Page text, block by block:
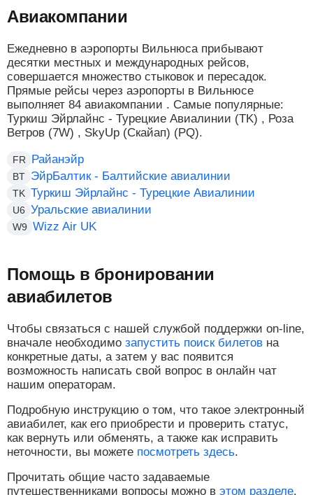
Авиакомпании
Ежедневно в аэропорты Вильнюса прибывают
десятки местных и международных рейсов,
совершается множество стыковок и пересадок.
Прямые рейсы через аэропорты в Вильнюсе
выполняет 84 авиакомпании . Самые популярные:
Туркиш Эйрлайнс - Турецкие Авиалинии (TK) , Роза
Ветров (7W) , SkyUp (Скайап) (PQ).
FR Райанэйр
BT ЭйрБалтик - Балтийские авиалинии
TK Туркиш Эйрлайнс - Турецкие Авиалинии
U6 Уральские авиалинии
W9 Wizz Air UK
Помощь в бронировании
авиабилетов
Чтобы связаться с нашей службой поддержки on-line,
вначале необходимо запустить поиск билетов на
конкретные даты, а затем у вас появится
возможность написать свой вопрос в онлайн чат
нашим операторам.
Подробную инструкцию о том, что такое электронный
авиабилет, как его приобрести и проверить статус,
как вернуть или обменять, а также как исправить
неточности, вы можете посмотреть здесь.
Прочитать общие часто задаваемые
путешественниками вопросы можно в этом разделе.